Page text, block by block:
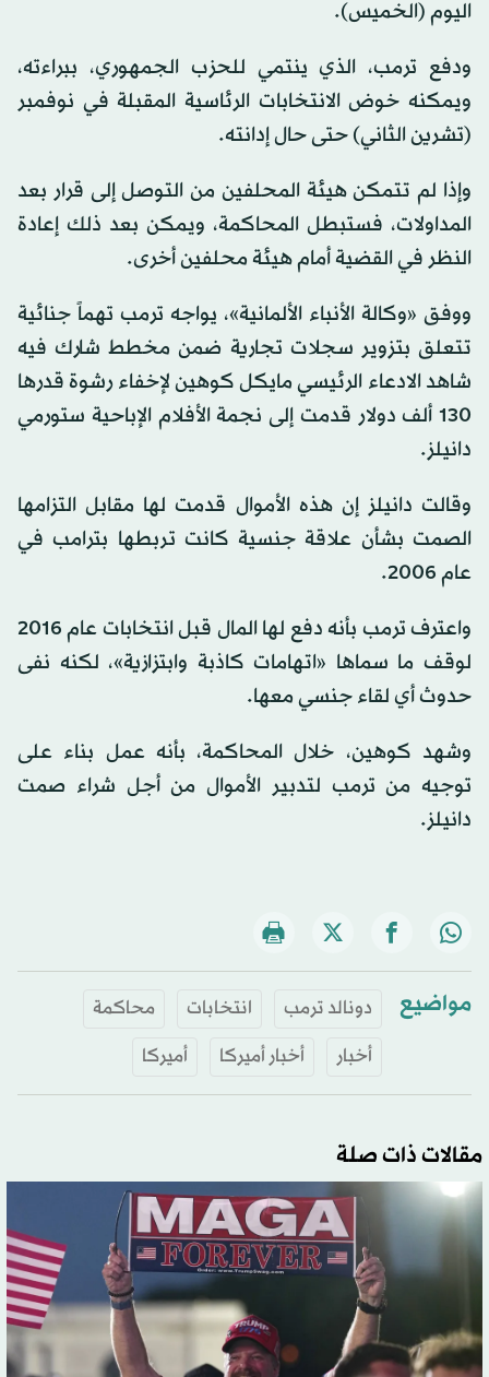
اليوم (الخميس).
ودفع ترمب، الذي ينتمي للحزب الجمهوري، ببراءته،
ويمكنه خوض الانتخابات الرئاسية المقبلة في نوفمبر
(تشرين الثاني) حتى حال إدانته.
وإذا لم تتمكن هيئة المحلفين من التوصل إلى قرار بعد
المداولات، فستبطل المحاكمة، ويمكن بعد ذلك إعادة
النظر في القضية أمام هيئة محلفين أخرى.
ووفق «وكالة الأنباء الألمانية»، يواجه ترمب تهماً جنائية
تتعلق بتزوير سجلات تجارية ضمن مخطط شارك فيه
شاهد الادعاء الرئيسي مايكل كوهين لإخفاء رشوة قدرها
130 ألف دولار قدمت إلى نجمة الأفلام الإباحية ستورمي
دانيلز.
وقالت دانيلز إن هذه الأموال قدمت لها مقابل التزامها
الصمت بشأن علاقة جنسية كانت تربطها بترامب في
عام 2006.
واعترف ترمب بأنه دفع لها المال قبل انتخابات عام 2016
لوقف ما سماها «اتهامات كاذبة وابتزازية»، لكنه نفى
حدوث أي لقاء جنسي معها.
وشهد كوهين، خلال المحاكمة، بأنه عمل بناء على
توجيه من ترمب لتدبير الأموال من أجل شراء صمت
دانيلز.
مواضيع دونالد ترمب انتخابات
محاكمة
أخبار
أخبار أميركا أميركا
مقالات ذات صلة